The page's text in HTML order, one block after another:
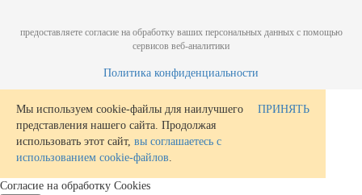
предоставляете согласие на обработку ваших персональных данных с помощью
сервисов веб-аналитики
Политика конфиденциальности
Мы используем cookie-файлы для наилучшего
представления нашего сайта. Продолжая
использовать этот сайт, вы соглашаетесь с
использованием cookie-файлов
ПРИНЯТЬ
Согласие на обработку Cookies